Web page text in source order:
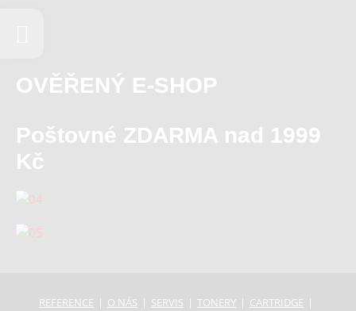
OVĚŘENÝ E-SHOP
Poštovné ZDARMA nad 1999
Kč
REFERENCE O NÁS SERVIS TONERY
CARTRIDGE